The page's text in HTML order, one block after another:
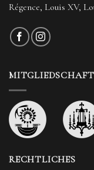
Régence, Louis XV,
RECHTLICHES